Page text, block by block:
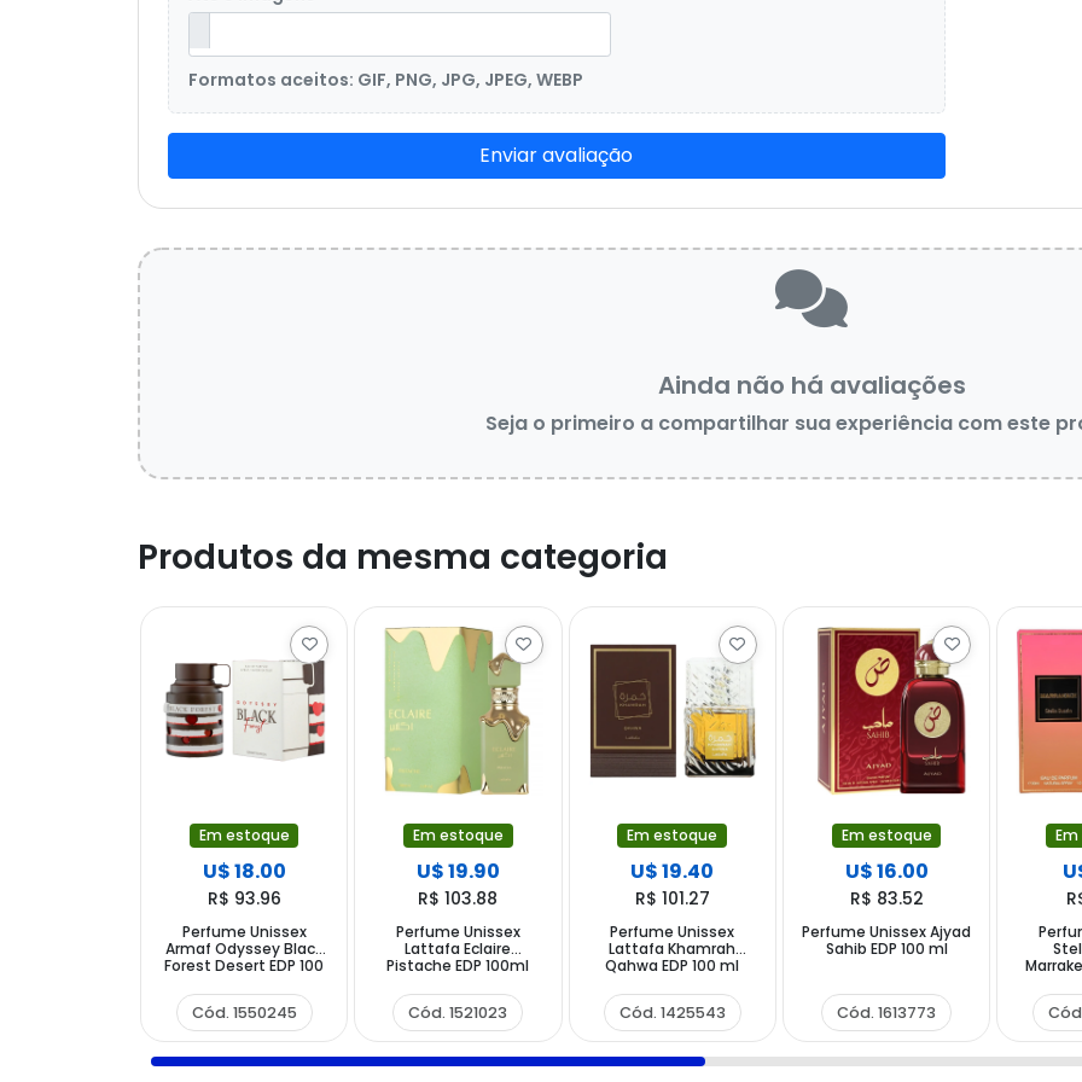
Formatos aceitos: GIF, PNG, JPG, JPEG, WEBP
Enviar avaliação
Ainda não há avaliações
Seja o primeiro a compartilhar sua experiência com este
Produtos da mesma categoria
Em estoque
U$ 18.00
R$ 93.96
Perfume Unissex
Armaf Odyssey Black
Forest Desert EDP 100
Cód. 1550245
Em estoque
U$ 19.90
R$ 103.88
Perfume Unissex
Lattafa Eclaire
Pistache EDP 100ml
Cód. 1521023
Em estoque
U$ 19.40
R$ 101.27
Perfume Unissex
Lattafa Khamrah
Qahwa EDP 100 ml
Cód. 1425543
Em estoque
U$ 16.00
R$ 83.52
Perfume Unissex Ajyad
Sahib EDP 100 ml
Cód. 1613773